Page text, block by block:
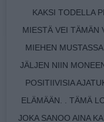
KAKSI TODELLA
MIESTÄ VEI TÄMÄN
MIEHEN
JÄLJEN NIIN
POSITIIVISIA
ELÄMÄÄN. . TÄMÄ
JOKA SANOO AINA